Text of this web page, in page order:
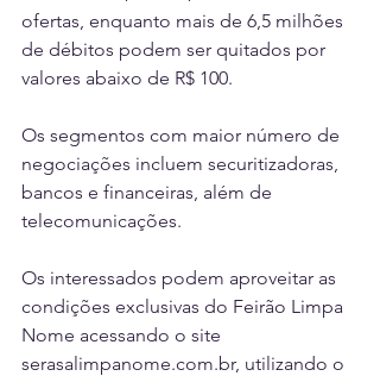
ofertas, enquanto mais de 6,5 milhões
de débitos podem ser quitados por
valores abaixo de R$ 100.
Os segmentos com maior número de
negociações incluem securitizadoras,
bancos e financeiras, além de
telecomunicações.
Os interessados podem aproveitar as
condições exclusivas do Feirão Limpa
Nome acessando o site
serasalimpanome.com.br, utilizando o